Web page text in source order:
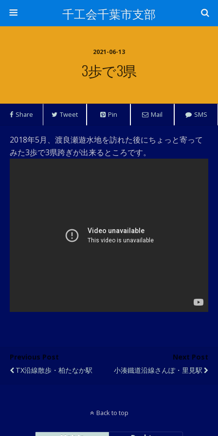
千工会千葉市支部
2021-06-13
3歩で3県
Share Tweet Pin Mail SMS
2018年5月、渡良瀬遊水地を訪れた後にちょっと寄って
みた3歩で3県跨ぎが出来るところです。
Previous Post
TX沿線散歩・柏たなか駅
Next Post
小湊鐵道沿線さんぽ・里見駅
Back to top